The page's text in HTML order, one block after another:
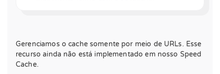
Gerenciamos o cache somente por meio de URLs. Esse
recurso ainda não está implementado em nosso Speed
Cache.